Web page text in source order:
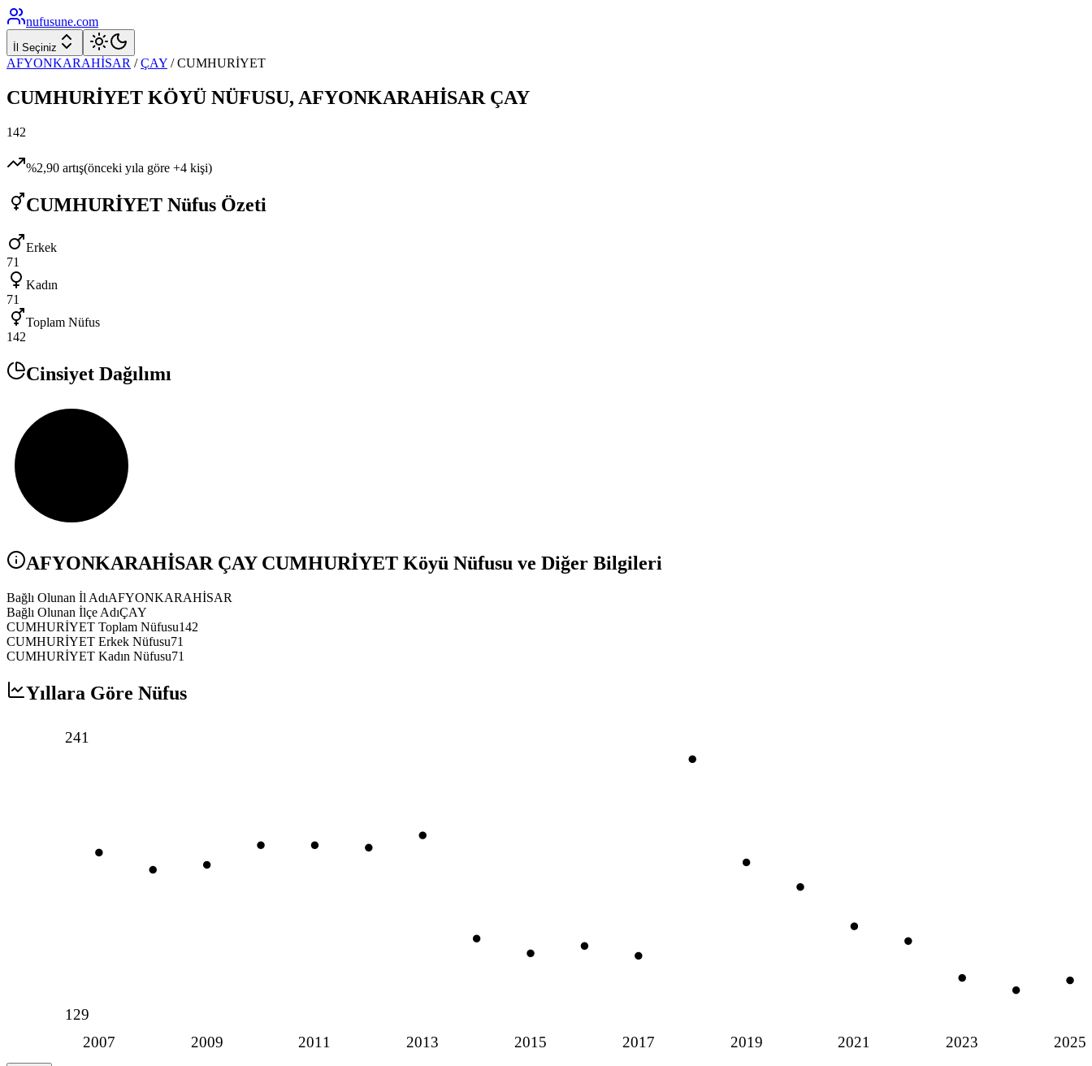
nufusune.com
İl Seçiniz
AFYONKARAHİSAR / ÇAY /CUMHURİYET
CUMHURİYET KÖYÜ NÜFUSU, AFYONKARAHİSAR ÇAY
142
%2,90 artış(önceki yıla göre +4 kişi)
CUMHURİYET Nüfus Özeti
Erkek
71
Kadın
71
Toplam Nüfus
142
Cinsiyet Dağılımı
AFYONKARAHİSAR ÇAY CUMHURİYET Köyü Nüfusu ve Diğer Bilgileri
Bağlı Olunan İl AdıAFYONKARAHİSAR
Bağlı Olunan İlçe AdıÇAY
CUMHURİYET Toplam Nüfusu142
CUMHURİYET Erkek Nüfusu71
CUMHURİYET Kadın Nüfusu71
Yıllara Göre Nüfus
2007 2009 2011 2013 2015 2017 2019 2021 2023 2025
241
129